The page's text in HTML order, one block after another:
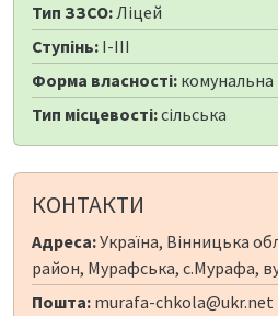
Тип ЗЗСО:Ліцей
Ступінь: I-III
Форма власності: комунальна
Тип місцевості:сільська
КОНТАКТИ
Адреса:Україна, Вінницька
район, Мурафська, с.Мурафа,
Пошта: murafa-chkola@ukr.net